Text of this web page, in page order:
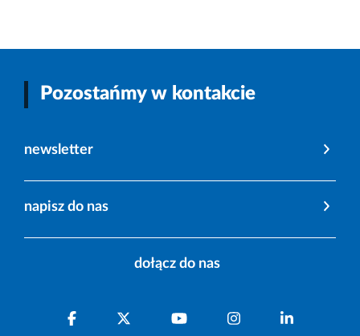
Pozostańmy w kontakcie
newsletter
napisz do nas
dołącz do nas